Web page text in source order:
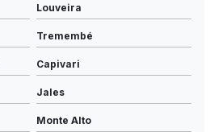
Louveira
Tremembé
Capivari
Jales
Monte Alto